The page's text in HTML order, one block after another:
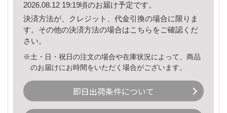
2026.08.12 19:19頃のお届け予定です。
決済方法が、クレジット、代金引換の場合に限りま
す。その他の決済方法の場合はこちら をご確認くだ
さい。
※土・日・祝日の注文の場合や在庫状況によって、商品
のお届けにお時間をいただく場合がございます。
即日出荷条件について